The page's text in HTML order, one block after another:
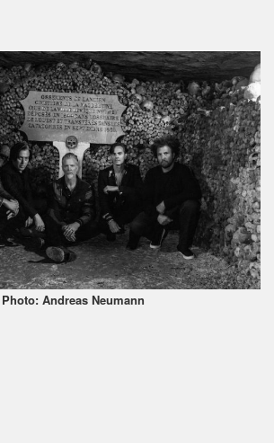
Photo: Andreas Neumann